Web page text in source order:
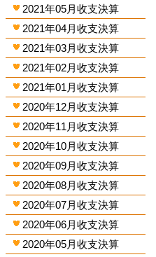
2021年05月收支決算
2021年04月收支決算
2021年03月收支決算
2021年02月收支決算
2021年01月收支決算
2020年12月收支決算
2020年11月收支決算
2020年10月收支決算
2020年09月收支決算
2020年08月收支決算
2020年07月收支決算
2020年06月收支決算
2020年05月收支決算